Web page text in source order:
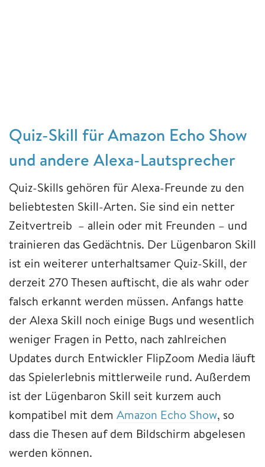
Quiz-Skill für Amazon Echo Show
und andere Alexa-Lautsprecher
Quiz-Skills gehören für Alexa-Freunde zu den
beliebtesten Skill-Arten. Sie sind ein netter
Zeitvertreib – allein oder mit Freunden – und
trainieren das Gedächtnis. Der Lügenbaron Skill
ist ein weiterer unterhaltsamer Quiz-Skill, der
derzeit 270 Thesen auftischt, die als wahr oder
falsch erkannt werden müssen. Anfangs hatte
der Alexa Skill noch einige Bugs und wesentlich
weniger Fragen in Petto, nach zahlreichen
Updates durch Entwickler FlipZoom Media läuft
das Spielerlebnis mittlerweile rund. Außerdem
ist der Lügenbaron Skill seit kurzem auch
kompatibel mit dem Amazon Echo Show, so
dass die Thesen auf dem Bildschirm abgelesen
werden können.